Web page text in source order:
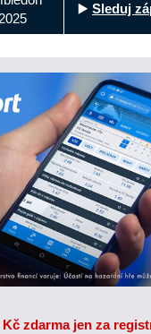
▶️ Sleduj
Kč zdarma jen za